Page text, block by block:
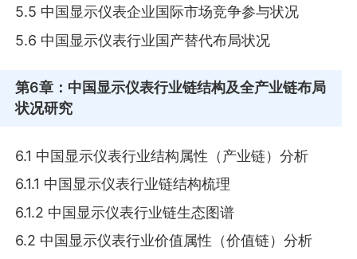
5.5 中国显示仪表企业国际市场竞争参与状况
5.6 中国显示仪表行业国产替代布局状况
第6章 ：中国显示仪表行业链结构及全产业链布局
状况研究
6.1 中国显示仪表行业结构属性（产业链）分析
6.1.1 中国显示仪表行业链结构梳理
6.1.2 中国显示仪表行业链生态图谱
6.2 中国显示仪表行业价值属性（价值链）分析